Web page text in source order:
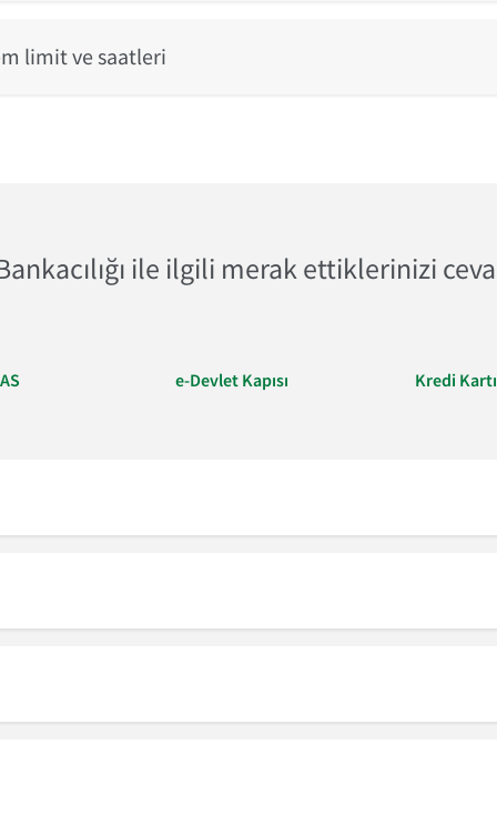
limit ve saatleri
ile ilgili merak ettiklerinizi
e-Devlet Kapısı Kredi